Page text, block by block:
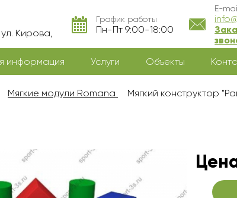
Кирова,
График работы
Пн-Пт 9:00-18:00
E-
информация Услуги Объекты
Мягкие модули Romana Мягкий конструктор